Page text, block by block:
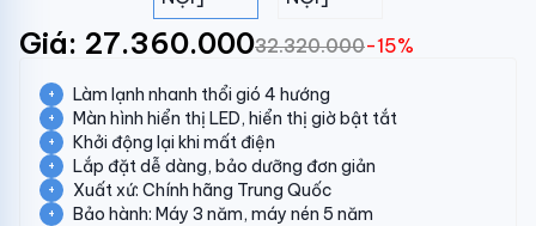
Giá: 27.360.00032.320.000-15%
Làm lạnh nhanh thổi gió 4 hướng
Màn hình hiển thị LED, hiển thị giờ bật tắt
Khởi động lại khi mất điện
Lắp đặt dễ dàng, bảo dưỡng đơn giản
Xuất xứ: Chính hãng Trung Quốc
Bảo hành: Máy 3 năm, máy nén 5 năm